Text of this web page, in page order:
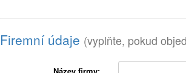
Firemní údaje (vyplňte, pokud